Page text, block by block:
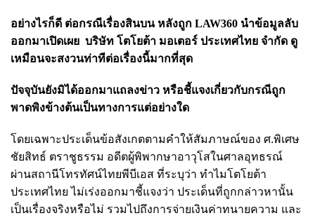
อย่างไรก็ดี ต่อกรณีเรื่องสินบน หลังถูก LAW360 นำข้อมูลลับ
ออกมาเปิดเผย บริษัท โตโยต้า มอเตอร์ ประเทศไทย จำกัด ดู
เหมือนจะสงวนท่าทีต่อเรื่องนี้มากที่สุด
ปัจจุบันยังมิได้ออกมาแถลงข่าว หรือชี้แจงเกี่ยวกับกรณีถูก
พาดพิงข้างต้นเป็นทางการแต่อย่างใด
โดยเฉพาะประเด็นข้อสังเกตตามคำให้สัมภาษณ์ของ ศ.พิเศษ
ชัยสิทธ์ ตราชูธรรม อดีตผู้พิพากษาอาวุโสในศาลอุทธรณ์
ผ่านสถานีโทรทัศน์ไทยพีบีเอส ที่ระบุว่า ทำไมโตโยต้า
ประเทศไทย ไม่เร่งออกมาชี้แจงว่า ประเด็นที่ถูกกล่าวหานั้น
เป็นเรื่องจริงหรือไม่ รวมไปถึงการจ่ายเงินค่าทนายความ และ